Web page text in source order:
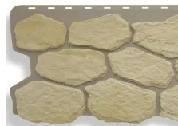
избранное сравнить